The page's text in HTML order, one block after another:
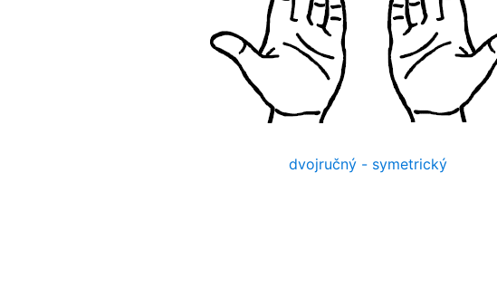
dvojručný - symetrický